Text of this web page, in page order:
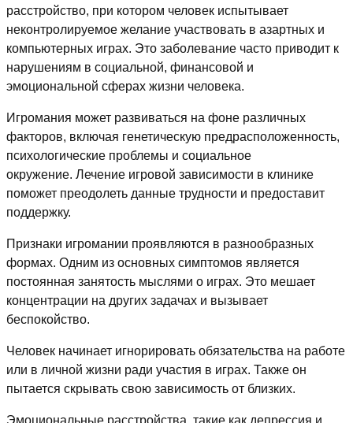
расстройство, при котором человек испытывает
неконтролируемое желание участвовать в азартных и
компьютерных играх. Это заболевание часто приводит к
нарушениям в социальной, финансовой и
эмоциональной сферах жизни человека.
Игромания может развиваться на фоне различных
факторов, включая генетическую предрасположенность,
психологические проблемы и социальное
окружение. Лечение игровой зависимости в клинике
поможет преодолеть данные трудности и предоставит
поддержку.
Признаки игромании проявляются в разнообразных
формах. Одним из основных симптомов является
постоянная занятость мыслями о играх. Это мешает
концентрации на других задачах и вызывает
беспокойство.
Человек начинает игнорировать обязательства на работе
или в личной жизни ради участия в играх. Также он
пытается скрывать свою зависимость от близких.